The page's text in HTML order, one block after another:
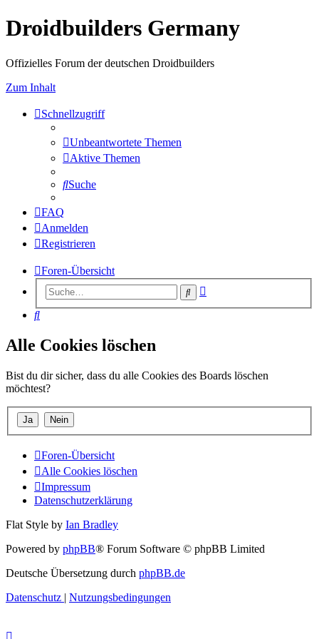
Droidbuilders Germany
Offizielles Forum der deutschen Droidbuilders
Zum Inhalt
Schnellzugriff
Unbeantwortete Themen
Aktive Themen
Suche
FAQ
Anmelden
Registrieren
Foren-Übersicht
Suche
Suche
Alle Cookies löschen
Bist du dir sicher, dass du alle Cookies des Boards löschen
möchtest?
Foren-Übersicht
Alle Cookies löschen
Impressum
Datenschutzerklärung
Flat Style by Ian Bradley
Powered by phpBB® Forum Software © phpBB Limited
Deutsche Übersetzung durch phpBB.de
Datenschutz | Nutzungsbedingungen